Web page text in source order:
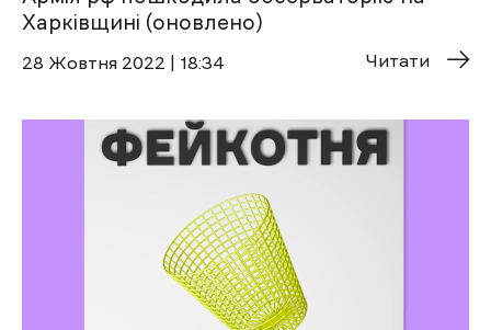
Харківщині (оновлено)
28 Жовтня 2022 | 18:34 Читати